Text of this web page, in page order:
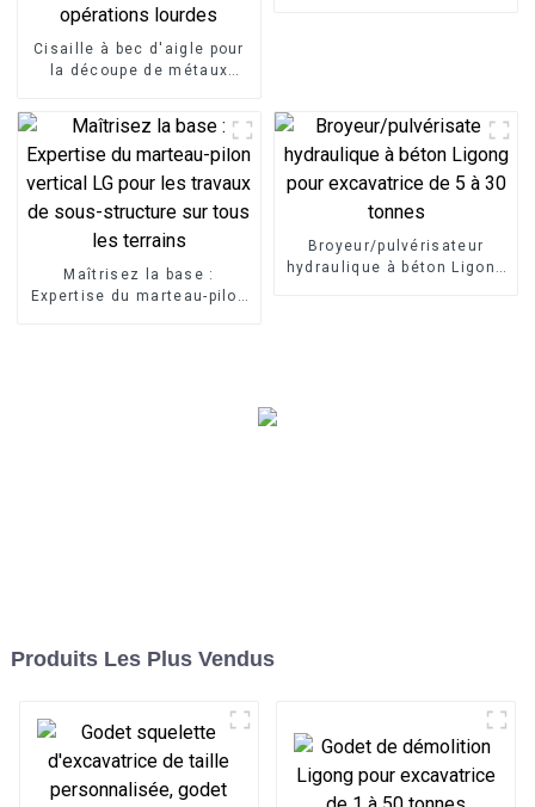
Cisaille à bec d'aigle pour
la découpe de métaux
résistance pour les
opérations lourdes
Maîtrisez la base :
Expertise du marteau-pilon
Broyeur/pulvérisateur
hydraulique à béton Ligong
Produits Les Plus Vendus